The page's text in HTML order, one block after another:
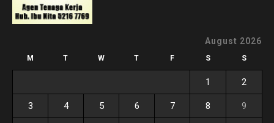
August 2026
M T W T F S S
1 2
3 4 5 6 7 8 9